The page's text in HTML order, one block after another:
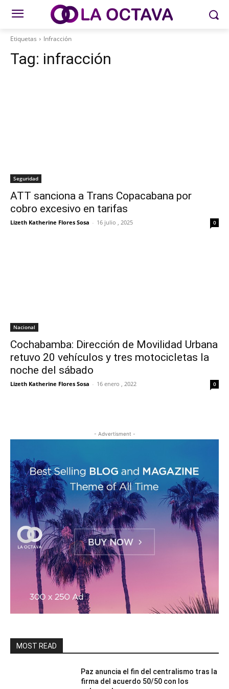
Etiquetas Infracción
Tag: infracción
Seguridad
ATT sanciona a Trans Copacabana por
cobro excesivo en tarifas
Lizeth Katherine Flores Sosa - 16 julio , 2025 0
Nacional
Cochabamba: Dirección de Movilidad Urbana
retuvo 20 vehículos y tres motocicletas la
noche del sábado
Lizeth Katherine Flores Sosa - 16 enero , 2022 0
- Advertisment -
MOST READ
Paz anuncia el fin del centralismo tras la
firma del acuerdo 50/50 con los